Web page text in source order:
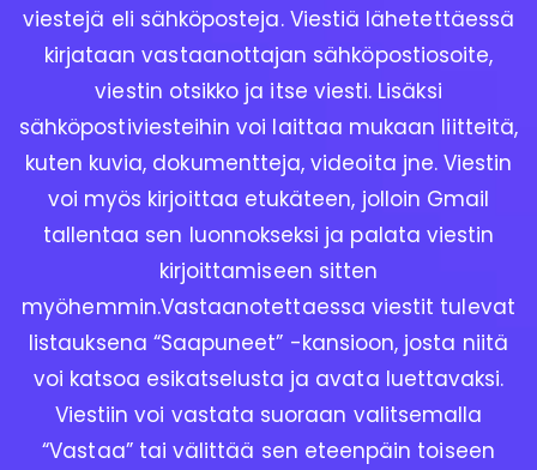
viestejä eli sähköposteja. Viestiä lähetettäessä
kirjataan vastaanottajan sähköpostiosoite,
viestin otsikko ja itse viesti. Lisäksi
sähköpostiviesteihin voi laittaa mukaan liitteitä,
kuten kuvia, dokumentteja, videoita jne. Viestin
voi myös kirjoittaa etukäteen, jolloin Gmail
tallentaa sen luonnokseksi ja palata viestin
kirjoittamiseen sitten
myöhemmin.Vastaanotettaessa viestit tulevat
listauksena “Saapuneet” -kansioon, josta niitä
voi katsoa esikatselusta ja avata luettavaksi.
Viestiin voi vastata suoraan valitsemalla
“Vastaa” tai välittää sen eteenpäin toiseen